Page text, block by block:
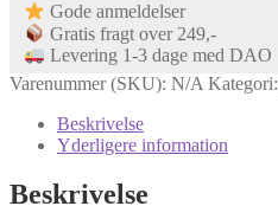
Gode anmeldelser
Gratis fragt over 249,-
Levering 1-3 dage med DAO
Varenummer (SKU): N/A Kategori:
Beskrivelse
Yderligere information
Beskrivelse